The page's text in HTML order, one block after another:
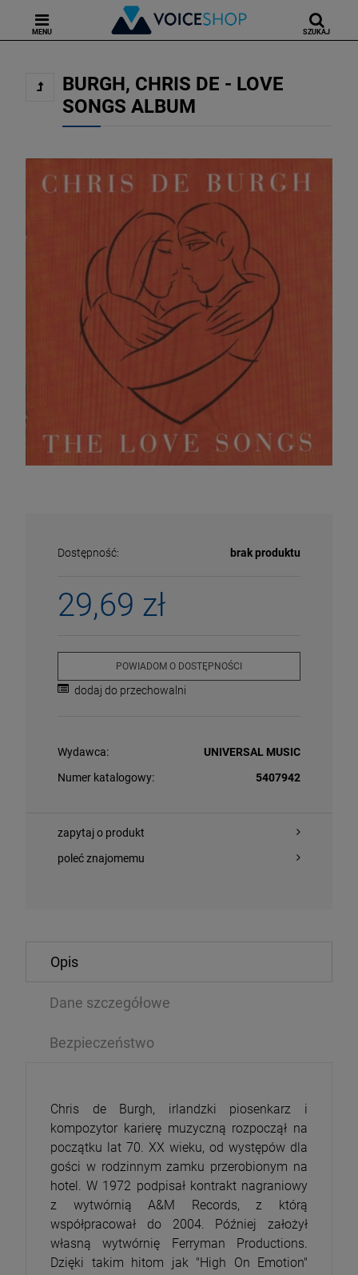
MENU SZUKAJ
107,99 zł
BURGH, CHRIS DE - LOVE
SONGS ALBUM
Dostępność: brak produktu
29,69 zł
POWIADOM O DOSTĘPNOŚCI
dodaj do przechowalni
Wydawca:
UNIVERSAL MUSIC
Numer katalogowy:
5407942
zapytaj o produkt
poleć znajomemu
Opis
Dane szczegółowe
Bezpieczeństwo
Chris de Burgh, irlandzki piosenkarz i
kompozytor karierę muzyczną rozpoczął na
początku lat 70. XX wieku, od występów dla
gości w rodzinnym zamku przerobionym na
hotel. W 1972 podpisał kontrakt nagraniowy
z wytwórnią A&M Records, z którą
współpracował do 2004. Później założył
własną wytwórnię Ferryman Productions.
Dzięki takim hitom jak "High On Emotion"